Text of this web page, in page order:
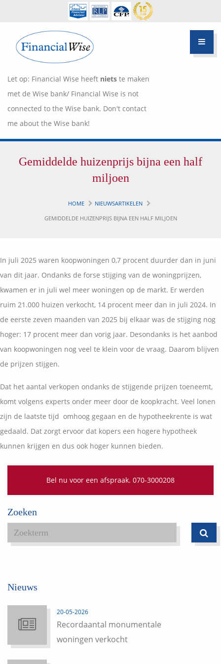
Let op: Financial Wise heeft niets te maken
met de Wise bank/ Financial Wise is not
connected to the Wise bank. Don't contact
me about the Wise bank!
Over Pietie Jeelof
Garanties
Samenwerkende partners
Disclaimer
Media
Expats services
Onderhoudsabonnementen
Klanten over
Blog
Hypotheek Advies
Life style planning
Gemiddelde huizenprijs bijna een half
miljoen
HOME
NIEUWSARTIKELEN
GEMIDDELDE HUIZENPRIJS BIJNA EEN HALF MILJOEN
In juli 2025 waren koopwoningen 0,7 procent duurder dan in juni
van dit jaar. Ondanks de forse stijging van de woningprijzen,
kwamen er in juli wel meer woningen op de markt. Er werden
ruim 21.000 huizen verkocht, 14 procent meer dan in juli 2024. In
de eerste zeven maanden van 2025 bij elkaar was de stijging nog
hoger: 17 procent meer dan vorig jaar. Desondanks is het aanbod
van koopwoningen nog veel te klein voor de vraag. Daarom blijven
de prijzen stijgen.
Dat het aantal verkopen ondanks de stijgende prijzen toeneemt,
komt volgens experts onder meer door de koopkracht. Veel lonen
zijn de laatste tijd omhoog gegaan en de hypotheekrente is wat
gedaald. Dat zorgt ervoor dat kopers een hogere hypotheek
kunnen krijgen en dus ook hoger kunnen bieden.
Bel nu voor een afspraak. 070-3000208
Zoeken
Nieuws
20-05-2026
Recordaantal monumentale
woningen verkocht